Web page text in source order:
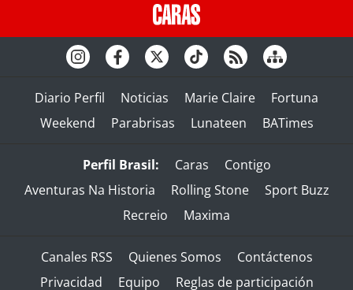
Diario Perfil Noticias Marie Claire
Fortuna
Weekend
Parabrisas Lunateen BATimes
Perfil Brasil: Caras
Contigo
Aventuras Na Historia
Rolling Stone
Sport Buzz
Recreio
Maxima
Canales RSS Quienes Somos
Contáctenos
Privacidad
Equipo Reglas de participación